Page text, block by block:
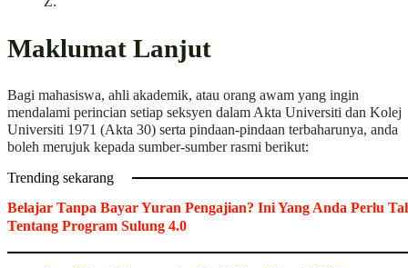
Maklumat Lanjut
Bagi mahasiswa, ahli akademik, atau orang awam yang ingin
mendalami perincian setiap seksyen dalam Akta Universiti dan Kolej
Universiti 1971 (Akta 30) serta pindaan-pindaan terbaharunya, anda
boleh merujuk kepada sumber-sumber rasmi berikut:
Trending sekarang
Belajar Tanpa Bayar Yuran Pengajian? Ini Yang Anda Perlu
Tentang Program Sulung 4.0